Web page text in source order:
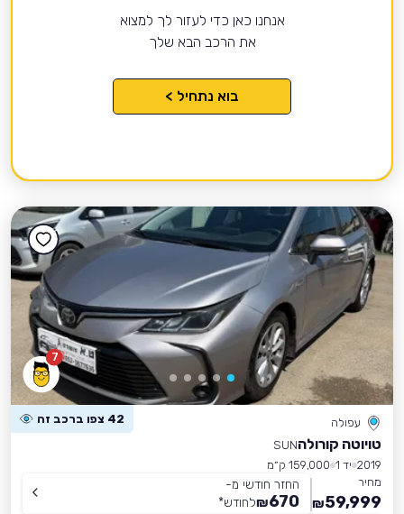
אנחנו כאן כדי לעזור לך למצוא
את הרכב הבא שלך
בוא נתחיל >
7
עפולה 42 צפו ברכב זה
טויוטה קורולהSUN
2019 יד 1
159,000 ק״מ
מחיר
59,999
₪
החזר חודשי מ-
670
₪לחודש*